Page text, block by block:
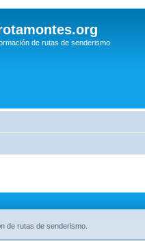
de rutas de senderismo
de rutas de senderismo.